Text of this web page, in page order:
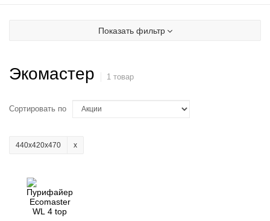
Показать фильтр
Экомастер 1 товар
Сортировать по
440х420х470